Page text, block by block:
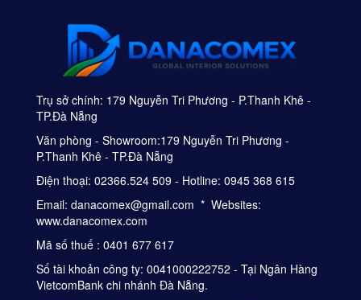
Trụ sở chính: 179 Nguyễn Tri Phương - P.Thanh Khê -
TP.Đà Nẵng
Văn phòng - Showroom:179 Nguyễn Tri Phương -
P.Thanh Khê - TP.Đà Nẵng
Điện thoại: 02366.524 509 - Hotline: 0945 368 615
Email: danacomex@gmail.com * Websites:
www.danacomex.com
Mã số thuế : 0401 677 617
Số tài khoản công ty: 0041000222752 - Tại Ngân Hàng
VietcomBank chi nhánh Đà Nẵng.